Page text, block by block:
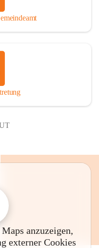
anzuzeigen,
externer Cookies